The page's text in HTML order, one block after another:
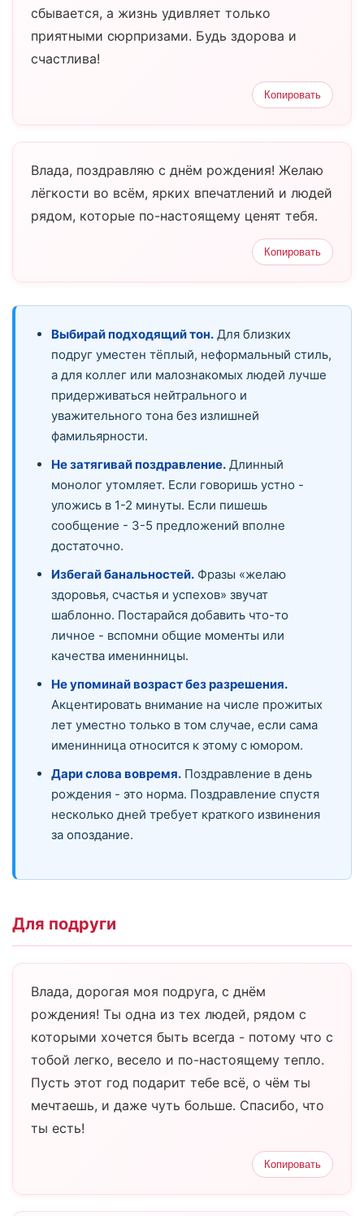
сбывается, а жизнь удивляет только
приятными сюрпризами. Будь здорова и
счастлива!
Копировать
Влада, поздравляю с днём рождения! Желаю
лёгкости во всём, ярких впечатлений и людей
рядом, которые по-настоящему ценят тебя.
Копировать
Выбирай подходящий тон. Для близких
подруг уместен тёплый, неформальный стиль,
а для коллег или малознакомых людей лучше
придерживаться нейтрального и
уважительного тона без излишней
фамильярности.
Не затягивай поздравление. Длинный
монолог утомляет. Если говоришь устно -
уложись в 1-2 минуты. Если пишешь
сообщение - 3-5 предложений вполне
достаточно.
Избегай банальностей. Фразы «желаю
здоровья, счастья и успехов» звучат
шаблонно. Постарайся добавить что-то
личное - вспомни общие моменты или
качества именинницы.
Не упоминай возраст без разрешения.
Акцентировать внимание на числе прожитых
лет уместно только в том случае, если сама
именинница относится к этому с юмором.
Дари слова вовремя. Поздравление в день
рождения - это норма. Поздравление спустя
несколько дней требует краткого извинения
за опоздание.
Для подруги
Влада, дорогая моя подруга, с днём
рождения! Ты одна из тех людей, рядом с
которыми хочется быть всегда - потому что с
тобой легко, весело и по-настоящему тепло.
Пусть этот год подарит тебе всё, о чём ты
мечтаешь, и даже чуть больше. Спасибо, что
ты есть!
Копировать